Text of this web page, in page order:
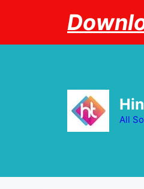
All